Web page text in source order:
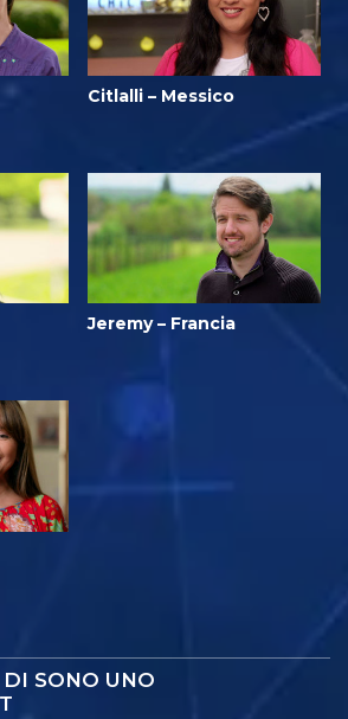
Citlalli – Messico
Jeremy – Francia
DI SONO UNO